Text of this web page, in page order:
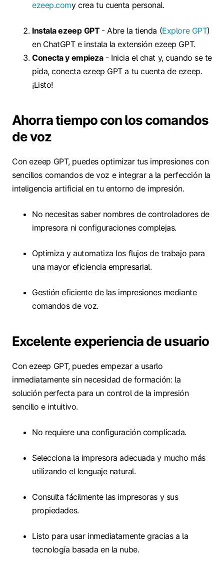
ezeep.comy crea tu cuenta personal.
Instala ezeep GPT - Abre la tienda (Explore GPT)
en ChatGPT e instala la extensión ezeep GPT.
Conecta y empieza- Inicia el chat y, cuando se te
pida, conecta ezeep GPT a tu cuenta de ezeep.
¡Listo!
Ahorra tiempo con los comandos
de voz
Con ezeep GPT, puedes optimizar tus impresiones con
sencillos comandos de voz e integrar a la perfección la
inteligencia artificial en tu entorno de impresión.
No necesitas saber nombres de controladores de
impresora ni configuraciones complejas.
Optimiza y automatiza los flujos de trabajo para
una mayor eficiencia empresarial.
Gestión eficiente de las impresiones mediante
comandos de voz.
Excelente experiencia de usuario
Con ezeep GPT, puedes empezar a usarlo
inmediatamente sin necesidad de formación: la
solución perfecta para un control de la impresión
sencillo e intuitivo.
No requiere una configuración complicada.
Selecciona la impresora adecuada y mucho más
utilizando el lenguaje natural.
Consulta fácilmente las impresoras y sus
propiedades.
Listo para usar inmediatamente gracias a la
tecnología basada en la nube.